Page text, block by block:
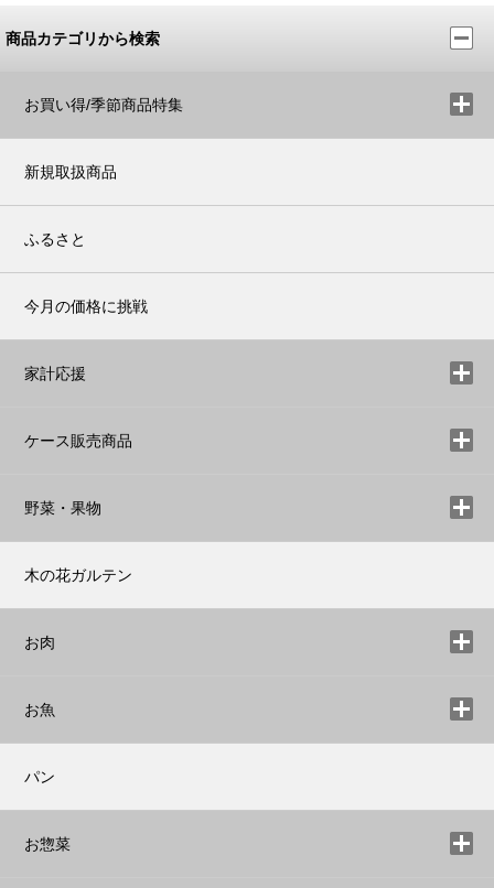
商品カテゴリから検索
お買い得/季節商品特集
新規取扱商品
ふるさと
今月の価格に挑戦
家計応援
ケース販売商品
野菜・果物
木の花ガルテン
お肉
お魚
パン
お惣菜